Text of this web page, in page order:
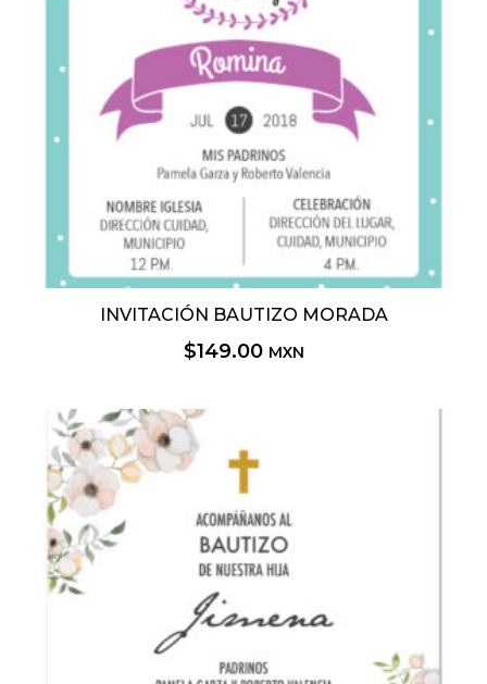
INVITACIÓN BAUTIZO MORADA
$149.00 MXN